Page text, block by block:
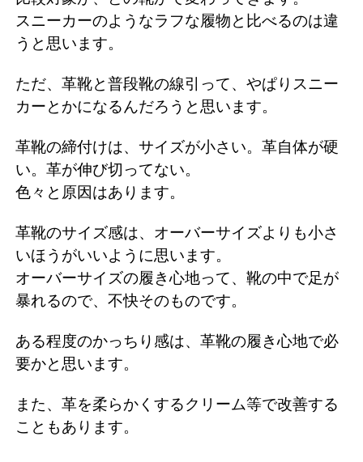
スニーカーのようなラフな履物と比べるのは違
うと思います。
ただ、革靴と普段靴の線引って、やぱりスニー
カーとかになるんだろうと思います。
革靴の締付けは、サイズが小さい。革自体が硬
い。革が伸び切ってない。
色々と原因はあります。
革靴のサイズ感は、オーバーサイズよりも小さ
いほうがいいように思います。
オーバーサイズの履き心地って、靴の中で足が
暴れるので、不快そのものです。
ある程度のかっちり感は、革靴の履き心地で必
要かと思います。
また、革を柔らかくするクリーム等で改善する
こともあります。